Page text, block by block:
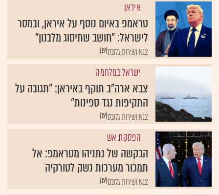
איראן
טראמפ באיום נוסף על איראן, ובמסר
לישראל: "חושב שתיסוג מלבנון"
{19} N12 ושירות גלובס
ישראל במלחמה
צבא ארה"ב תוקף באיראן: "תגובה על
התקיפות נגד ספינות"
{19} N12 ושירות גלובס
הפסקת אש
הבקשה של נתניהו מטראמפ: אל
תמכור מערכות נשק לטורקיה
{19} N12 ושירות גלובס